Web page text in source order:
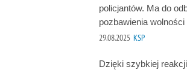
policjantów. Ma do
pozbawienia wolności
29.08.2025 KSP
Dzięki szybkiej